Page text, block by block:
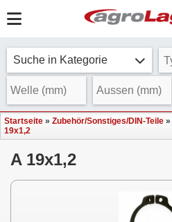
Suche in Kategorie
Startseite » Zubehör/Sonstiges/DIN-Teile »
19x1,2
A 19x1,2